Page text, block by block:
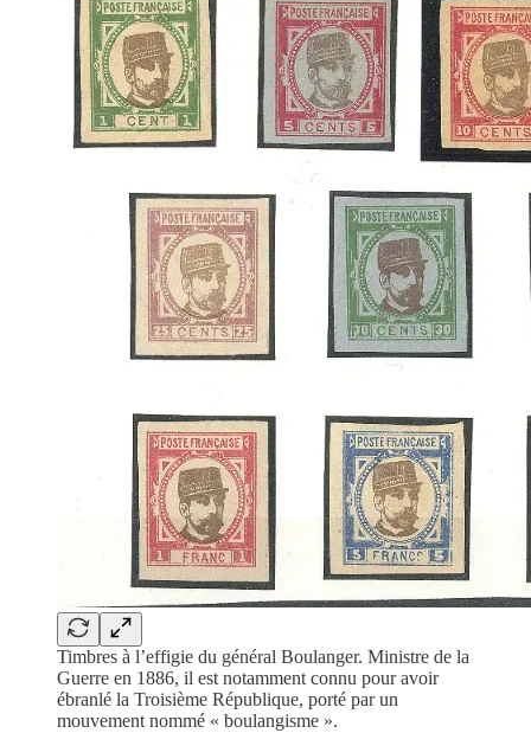
Timbres à l’effigie du général Boulanger. Ministre de la
Guerre en 1886, il est notamment connu pour avoir
ébranlé la Troisième République, porté par un
mouvement nommé « boulangisme ».